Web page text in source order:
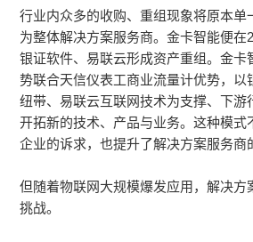
行业内众多的收购、重组现象将原本单
为整体解决方案服务商。金卡智能便在
银证软件、易联云形成资产重组。金卡
势联合天信仪表工商业流量计优势，以
纽带、易联云互联网技术为支撑、下游
开拓新的技术、产品与业务。这种模式
企业的诉求，也提升了解决方案服务商
但随着物联网大规模爆发应用，解决方
挑战。